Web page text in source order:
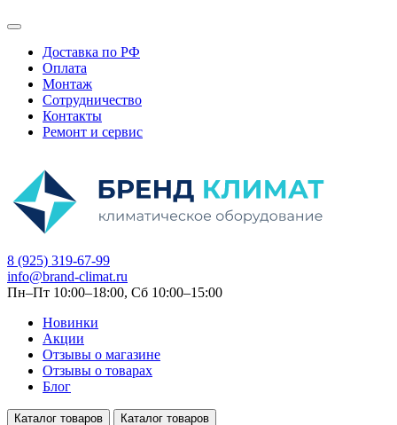
Доставка по РФ
Оплата
Монтаж
Сотрудничество
Контакты
Ремонт и сервис
8 (925) 319-67-99
info@brand-climat.ru
Пн–Пт 10:00–18:00, Сб 10:00–15:00
Новинки
Акции
Отзывы о магазине
Отзывы о товарах
Блог
Каталог товаров Каталог товаров